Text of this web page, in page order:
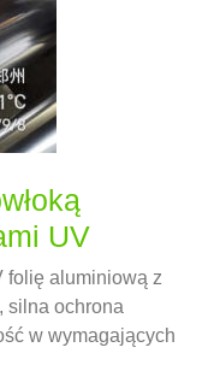
UV
folię aluminiową z
silna ochrona
w wymagających